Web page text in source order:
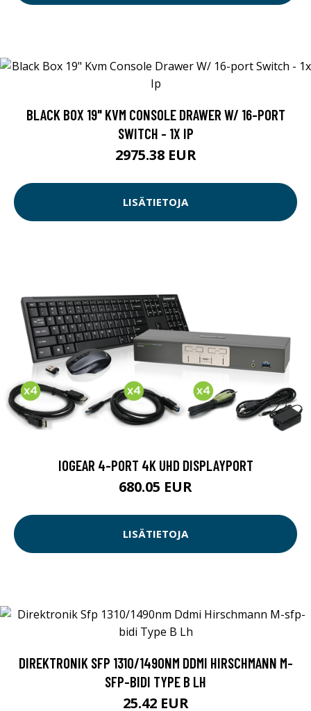
BLACK BOX 19" KVM CONSOLE DRAWER W/ 16-PORT
SWITCH - 1X IP
2975.38 EUR
LISÄTIETOJA
IOGEAR 4-PORT 4K UHD DISPLAYPORT
680.05 EUR
LISÄTIETOJA
DIREKTRONIK SFP 1310/1490NM DDMI HIRSCHMANN M-
SFP-BIDI TYPE B LH
25.42 EUR